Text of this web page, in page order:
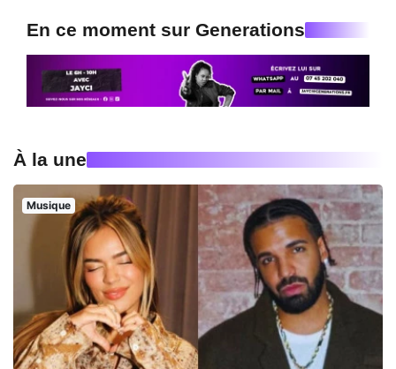
En ce moment sur Generations
À la une
Musique